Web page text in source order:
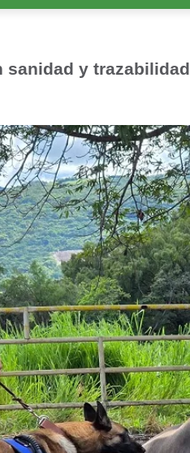
sanidad y trazabilidad